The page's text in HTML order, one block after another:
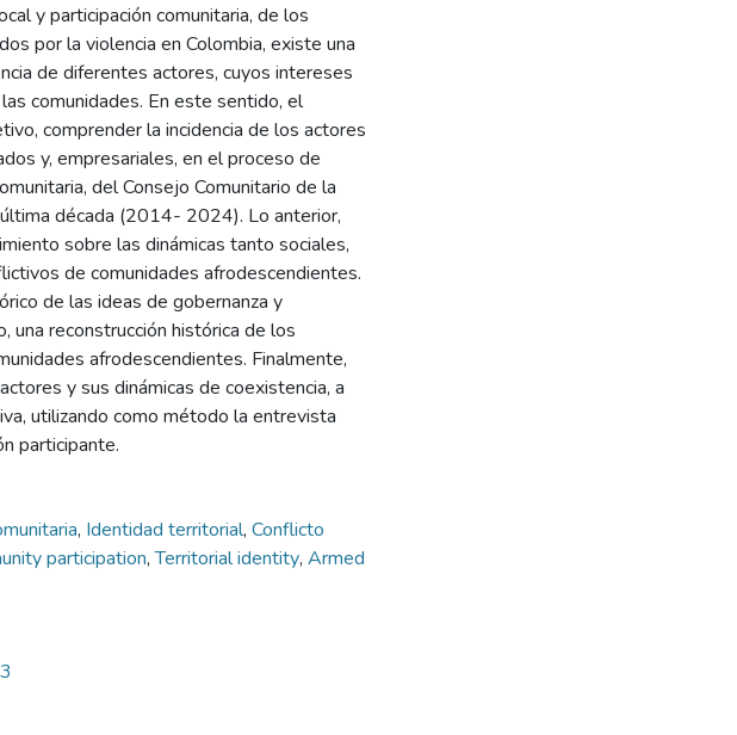
y participación comunitaria, de los
por la violencia en Colombia, existe una
de diferentes actores, cuyos intereses
comunidades. En este sentido, el
comprender la incidencia de los actores
y, empresariales, en el proceso de
del Consejo Comunitario de la
década (2014- 2024). Lo anterior,
sobre las dinámicas tanto sociales,
de comunidades afrodescendientes.
de las ideas de gobernanza y
una reconstrucción histórica de los
afrodescendientes. Finalmente,
y sus dinámicas de coexistencia, a
utilizando como método la entrevista
participante.
, Identidad territorial, Conflicto
participation,Territorial identity, Armed